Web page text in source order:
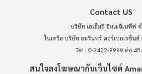
Contact US
บริษัท เอเอ็มอี อิมเมจิเนทีฟ
ในเครือ บริษัท อมรินทร์ คอร์เปอเรชั่น
Tel : 0-2422-9999 ต่อ
สนใจลงโฆษณากับเว็บไซต์